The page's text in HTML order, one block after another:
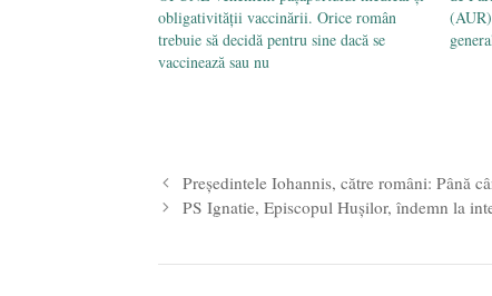
obligativității vaccinării. Orice român
trebuie să decidă pentru sine dacă se
vaccinează sau nu
Președintele Iohannis, către români: Până
PS Ignatie, Episcopul Hușilor, îndemn la